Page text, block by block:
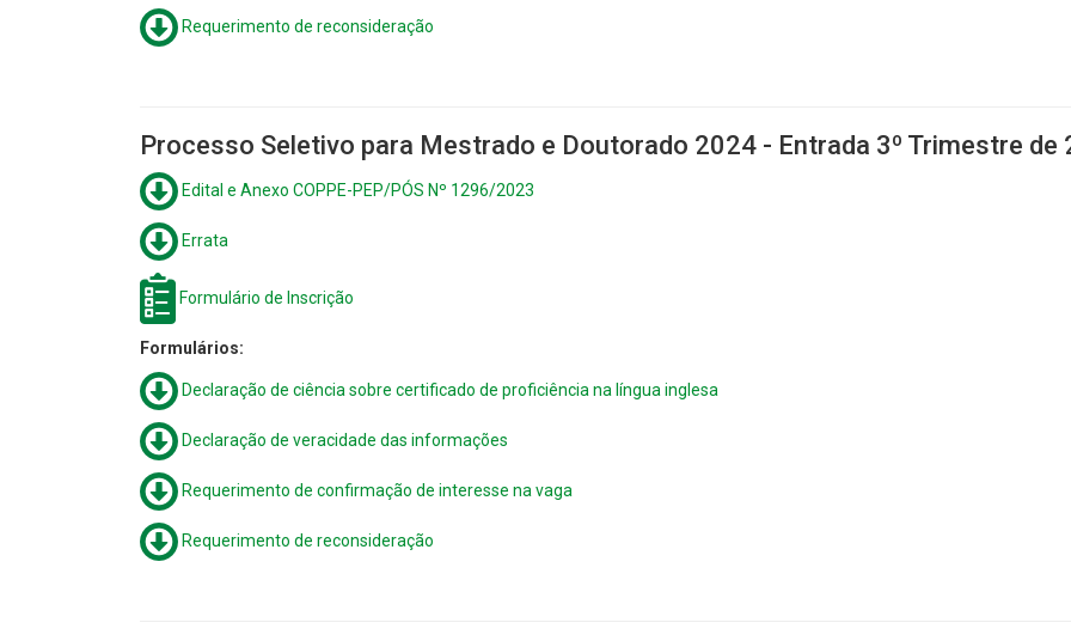
Requerimento de reconsideração
Processo Seletivo para Mestrado e Doutorado 2024 - Entrada 3º Trimestre de
Edital e Anexo COPPE-PEP/PÓS Nº 1296/2023
Errata
Formulário de Inscrição
Formulários:
Declaração de ciência sobre certificado de proficiência na língua inglesa
Declaração de veracidade das informações
Requerimento de confirmação de interesse na vaga
Requerimento de reconsideração